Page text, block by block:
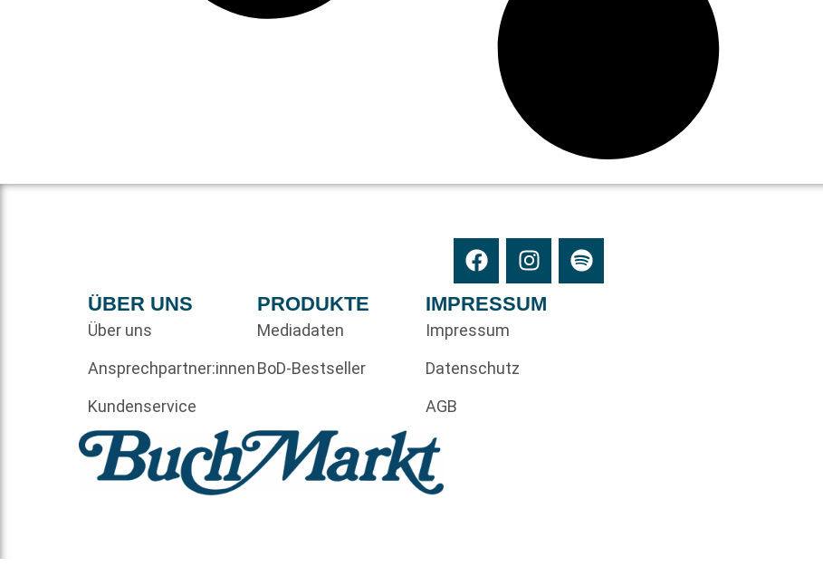
ÜBER UNS
Über uns
Ansprechpartner:innen
Kundenservice
PRODUKTE
Mediadaten
BoD-Bestseller
IMPRESSUM
Impressum
Datenschutz
AGB